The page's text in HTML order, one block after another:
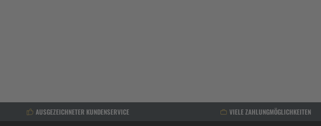
AUSGEZEICHNETER KUNDENSERVICE VIELE ZAHLUNGMÖGLICHKEITEN